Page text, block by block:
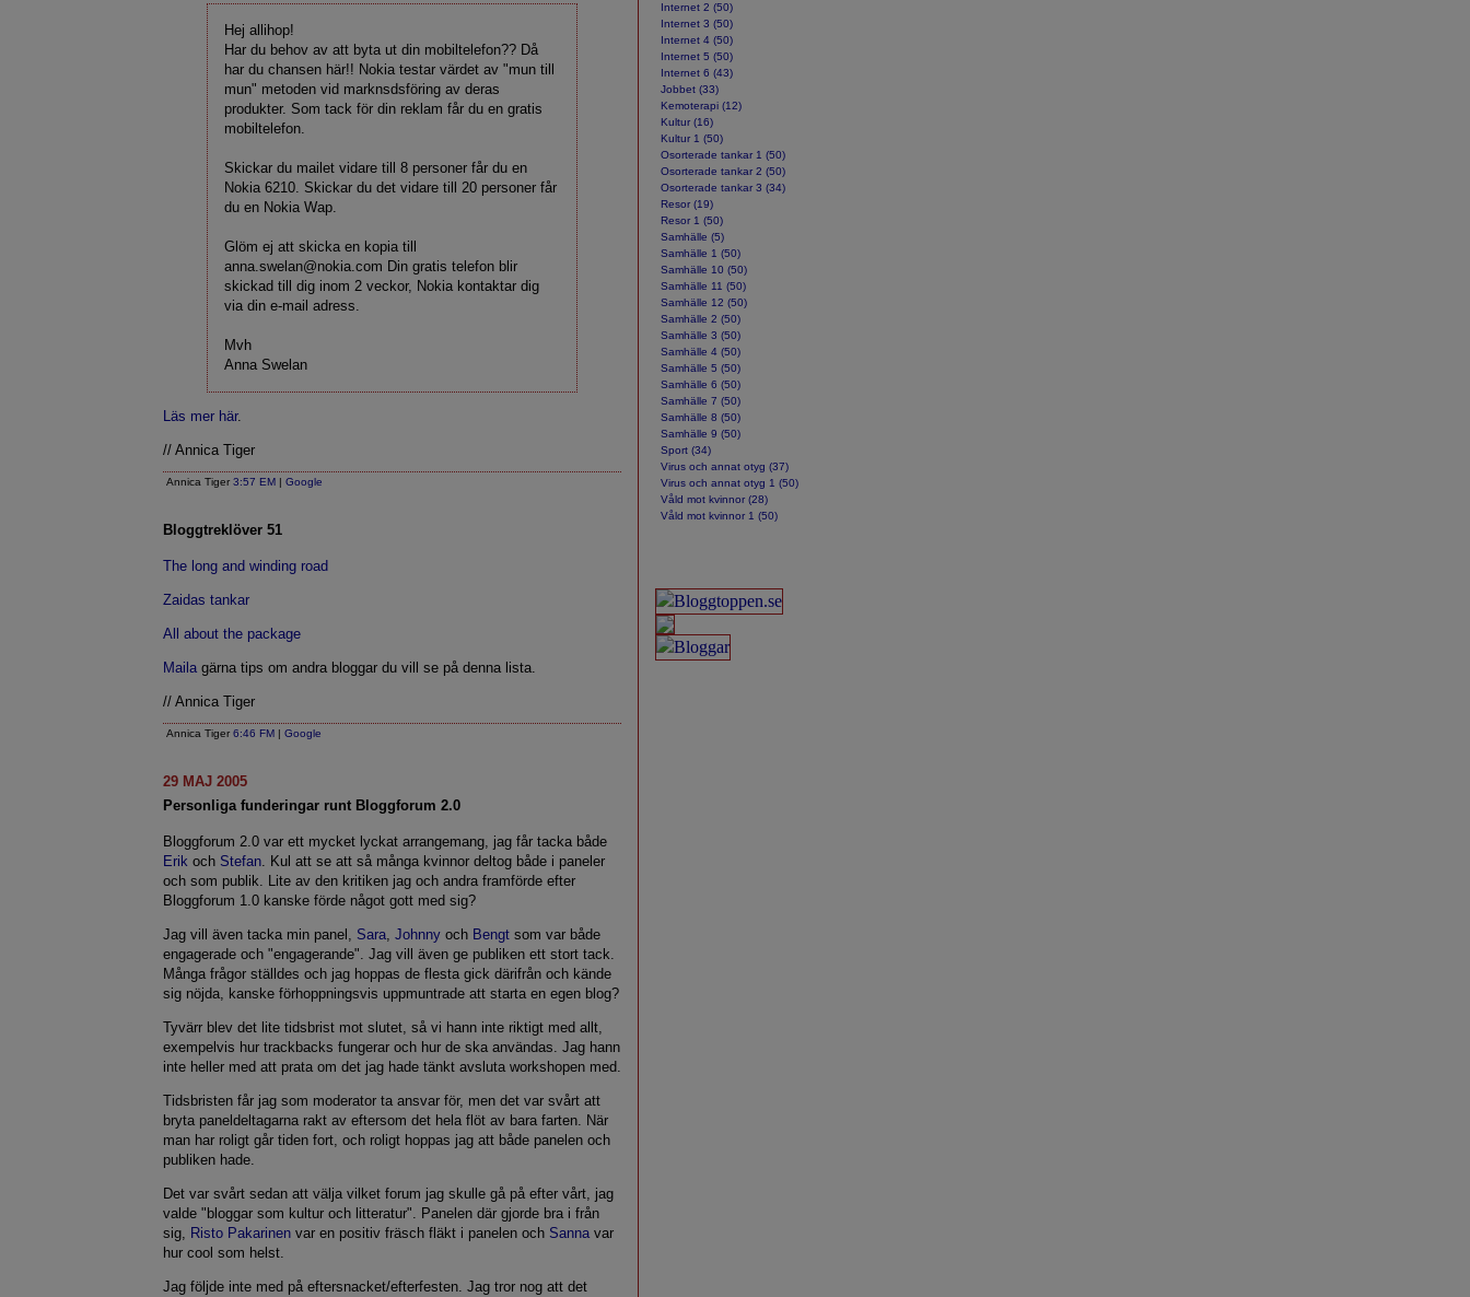
Hej allihop!
Har du behov av att byta ut din mobiltelefon?? Då
har du chansen här!! Nokia testar värdet av "mun till
mun" metoden vid marknsdsföring av deras
produkter. Som tack för din reklam får du en gratis
mobiltelefon.
Skickar du mailet vidare till 8 personer får du en
Nokia 6210. Skickar du det vidare till 20 personer får
du en Nokia Wap.
Glöm ej att skicka en kopia till
anna.swelan@nokia.com Din gratis telefon blir
skickad till dig inom 2 veckor, Nokia kontaktar dig
via din e-mail adress.
Mvh
Anna Swelan
Läs mer här.
// Annica Tiger
Annica Tiger3:57 EM |Google
Bloggtreklöver 51
The long and winding road
Zaidas tankar
All about the package
Maila gärna tips om andra bloggar du vill se på denna lista.
// Annica Tiger
Annica Tiger6:46 FM |Google
29 MAJ 2005
Personliga funderingar runt Bloggforum 2.0
Bloggforum 2.0 var ett mycket lyckat arrangemang, jag får tacka både
Erik och Stefan. Kul att se att så många kvinnor deltog både i paneler
och som publik. Lite av den kritiken jag och andra framförde efter
Bloggforum 1.0 kanske förde något gott med sig?
Jag vill även tacka min panel, Sara,Johnny och Bengt som var både
engagerade och "engagerande". Jag vill även ge publiken ett stort tack.
Många frågor ställdes och jag hoppas de flesta gick därifrån och kände
sig nöjda, kanske förhoppningsvis uppmuntrade att starta en egen blog?
Tyvärr blev det lite tidsbrist mot slutet, så vi hann inte riktigt med allt,
exempelvis hur trackbacks fungerar och hur de ska användas. Jag hann
inte heller med att prata om det jag hade tänkt avsluta workshopen med.
Tidsbristen får jag som moderator ta ansvar för, men det var svårt att
bryta paneldeltagarna rakt av eftersom det hela flöt av bara farten. När
man har roligt går tiden fort, och roligt hoppas jag att både panelen och
publiken hade.
Det var svårt sedan att välja vilket forum jag skulle gå på efter vårt, jag
valde "bloggar som kultur och litteratur". Panelen där gjorde bra i från
sig, Risto Pakarinen var en positiv fräsch fläkt i panelen och Sanna var
hur cool som helst.
Jag följde inte med på eftersnacket/efterfesten. Jag tror nog att det
Internet 2 (50)
Internet 3 (50)
Internet 4 (50)
Internet 5 (50)
Internet 6 (43)
Jobbet (33)
Kemoterapi (12)
Kultur (16)
Kultur 1 (50)
Osorterade tankar 1 (50)
Osorterade tankar 2 (50)
Osorterade tankar 3 (34)
Resor (19)
Resor 1 (50)
Samhälle (5)
Samhälle 1 (50)
Samhälle 10 (50)
Samhälle 11 (50)
Samhälle 12 (50)
Samhälle 2 (50)
Samhälle 3 (50)
Samhälle 4 (50)
Samhälle 5 (50)
Samhälle 6 (50)
Samhälle 7 (50)
Samhälle 8 (50)
Samhälle 9 (50)
Sport (34)
Virus och annat otyg (37)
Virus och annat otyg 1 (50)
Våld mot kvinnor (28)
Våld mot kvinnor 1 (50)